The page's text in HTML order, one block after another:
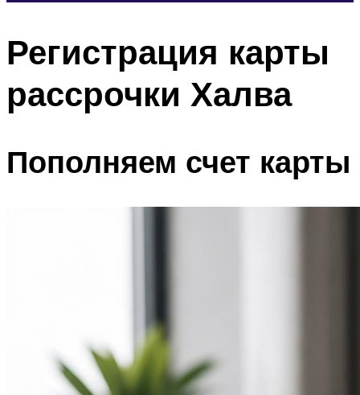
Регистрация карты
рассрочки Халва
Пополняем счет карты